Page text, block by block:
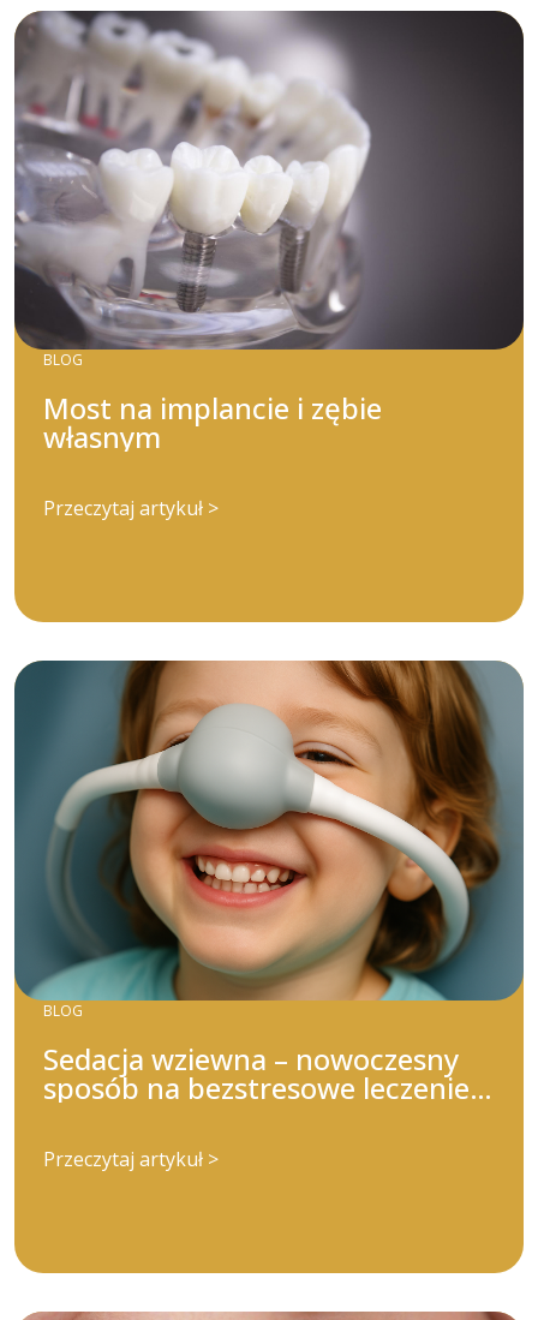
BLOG
Most na implancie i zębie
własnym
Przeczytaj artykuł >
BLOG
Sedacja wziewna – nowoczesny
sposób na bezstresowe leczenie
stomatologiczne
Przeczytaj artykuł >